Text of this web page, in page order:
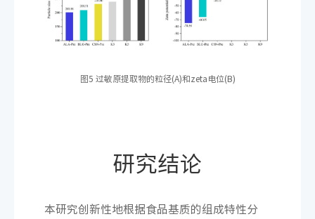
图5 过敏原提取物的粒径(A)和zeta电位(B)
研究结论
本研究创新性地根据食品基质的组成特性分